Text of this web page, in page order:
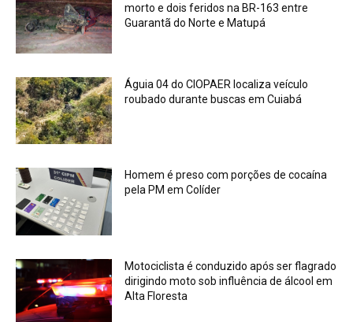
morto e dois feridos na BR-163 entre
Guarantã do Norte e Matupá
Águia 04 do CIOPAER localiza veículo
roubado durante buscas em Cuiabá
Homem é preso com porções de cocaína
pela PM em Colíder
Motociclista é conduzido após ser flagrado
dirigindo moto sob influência de álcool em
Alta Floresta